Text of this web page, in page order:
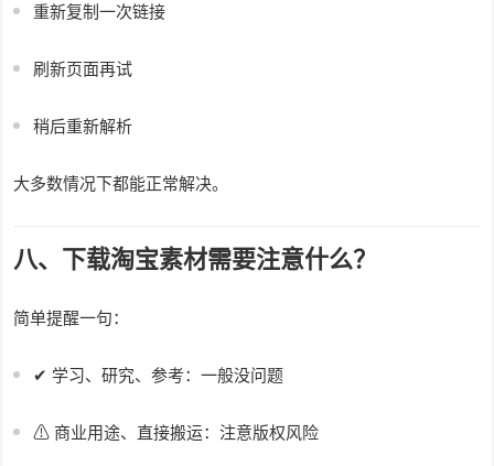
重新复制一次链接
刷新页面再试
稍后重新解析
大多数情况下都能正常解决。
八、下载淘宝素材需要注意什么？
简单提醒一句：
✔ 学习、研究、参考：一般没问题
⚠ 商业用途、直接搬运：注意版权风险